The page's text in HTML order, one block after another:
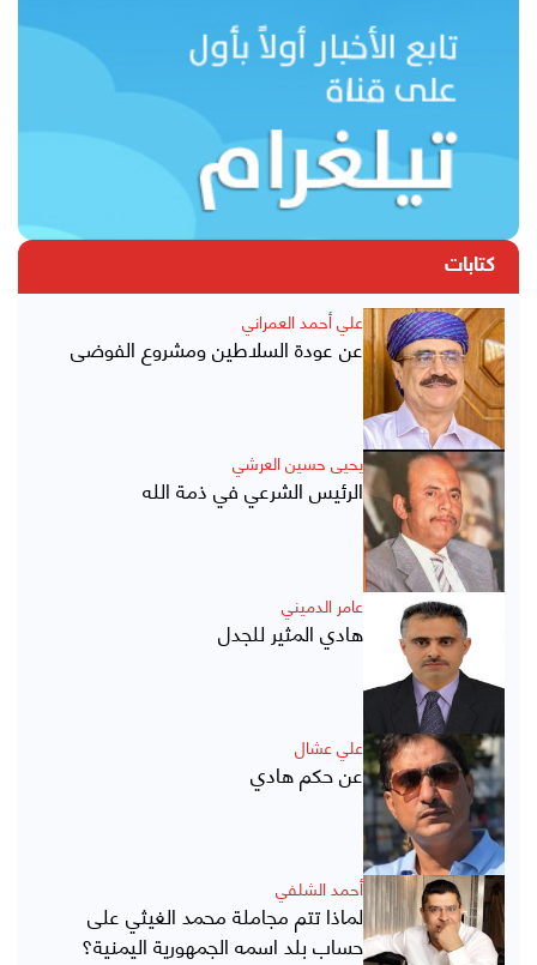
كتابات
علي أحمد العمراني
عن عودة السلاطين ومشروع الفوضى
يحيى حسين العرشي
الرئيس الشرعي في ذمة الله
عامر الدميني
هادي المثير للجدل
علي عشال
عن حكم هادي
أحمد الشلفي
لماذا تتم مجاملة محمد الغيثي على
حساب بلد اسمه الجمهورية اليمنية؟